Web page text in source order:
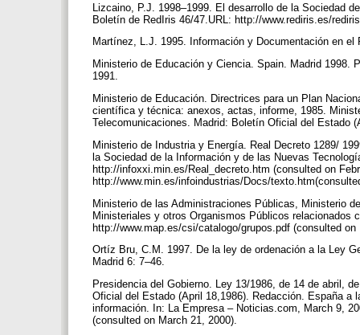
Lizcaino, P.J. 1998–1999. El desarrollo de la Sociedad
Boletín de RedIris 46/47.URL: http://www.rediris.es/
Martínez, L.J. 1995. Información y Documentación en
Ministerio de Educación y Ciencia. Spain. Madrid 1998.
1991.
Ministerio de Educación. Directrices para un Plan
científica y técnica: anexos, actas, informe, 1985.
Telecomunicaciones. Madrid: Boletín Oficial del Estado
Ministerio de Industria y Energía. Real Decreto 1289/
la Sociedad de la Información y de las Nuevas
http://infoxxi.min.es/Real_decreto.htm (consulted on
http://www.min.es/infoindustrias/Docs/
Ministerio de las Administraciones Públicas, Ministerio
Ministeriales y otros Organismos Públicos relacionados
http://www.map.es/csi/catalogo/grupos.pdf (consulted
Ortíz Bru, C.M. 1997. De la ley de ordenación a la Ley
Madrid 6: 7–46.
Presidencia del Gobierno. Ley 13/1986, de 14 de abril,
Oficial del Estado (April 18,1986). Redacción. España a
información. In: La Empresa – Noticias.com, March 9,
(consulted on March 21, 2000).